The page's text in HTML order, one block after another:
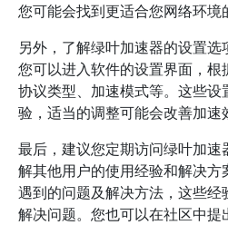
您可能会找到更适合您网络环境
另外，了解绿叶加速器的设置选
您可以进入软件的设置界面，
协议类型、加速模式等。这些
验，适当的调整可能会改善加速
最后，建议您定期访问绿叶加速
解其他用户的使用经验和解决
遇到的问题及解决方法，这些
解决问题。您也可以在社区中